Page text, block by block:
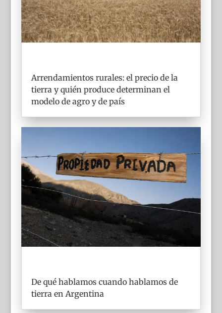
Arrendamientos rurales: el precio de la
tierra y quién produce determinan el
modelo de agro y de país
De qué hablamos cuando hablamos de
tierra en Argentina